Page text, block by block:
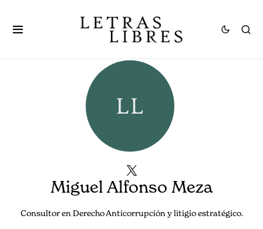
Miguel Alfonso Meza
Consultor en Derecho Anticorrupción y litigio estratégico.